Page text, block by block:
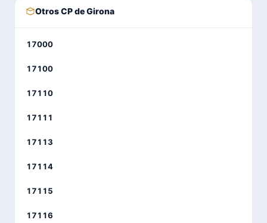
Otros CP de Girona
17000
17100
17110
17111
17113
17114
17115
17116